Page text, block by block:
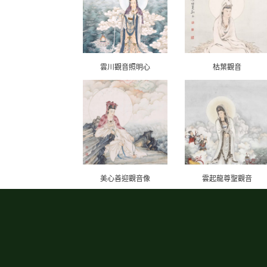
雲川觀音照明心 枯葉觀音
美心善迎觀音像 雲起龍尊聖觀音